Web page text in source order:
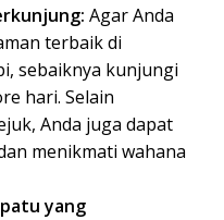
Agar Anda
terbaik di
sebaiknya kunjungi
hari. Selain
Anda juga dapat
menikmati wahana
yang